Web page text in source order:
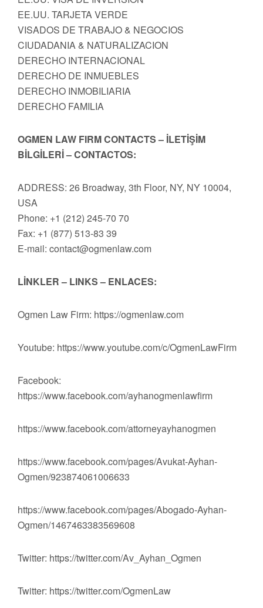
EE.UU. TARJETA VERDE
VISADOS DE TRABAJO & NEGOCIOS
CIUDADANIA & NATURALIZACION
DERECHO INTERNACIONAL
DERECHO DE INMUEBLES
DERECHO INMOBILIARIA
DERECHO FAMILIA
OGMEN LAW FIRM CONTACTS – İLETİŞİM
BİLGİLERİ – CONTACTOS:
ADDRESS: 26 Broadway, 3th Floor, NY, NY 10004,
USA
Phone: +1 (212) 245-70 70
Fax: +1 (877) 513-83 39
E-mail: contact@ogmenlaw.com
LİNKLER – LINKS – ENLACES:
Ogmen Law Firm: https://ogmenlaw.com
Youtube: https://www.youtube.com/c/OgmenLawFirm
Facebook:
https://www.facebook.com/ayhanogmenlawfirm
https://www.facebook.com/attorneyayhanogmen
https://www.facebook.com/pages/Avukat-Ayhan-
Ogmen/923874061006633
https://www.facebook.com/pages/Abogado-Ayhan-
Ogmen/1467463383569608
Twitter: https://twitter.com/Av_Ayhan_Ogmen
Twitter: https://twitter.com/OgmenLaw